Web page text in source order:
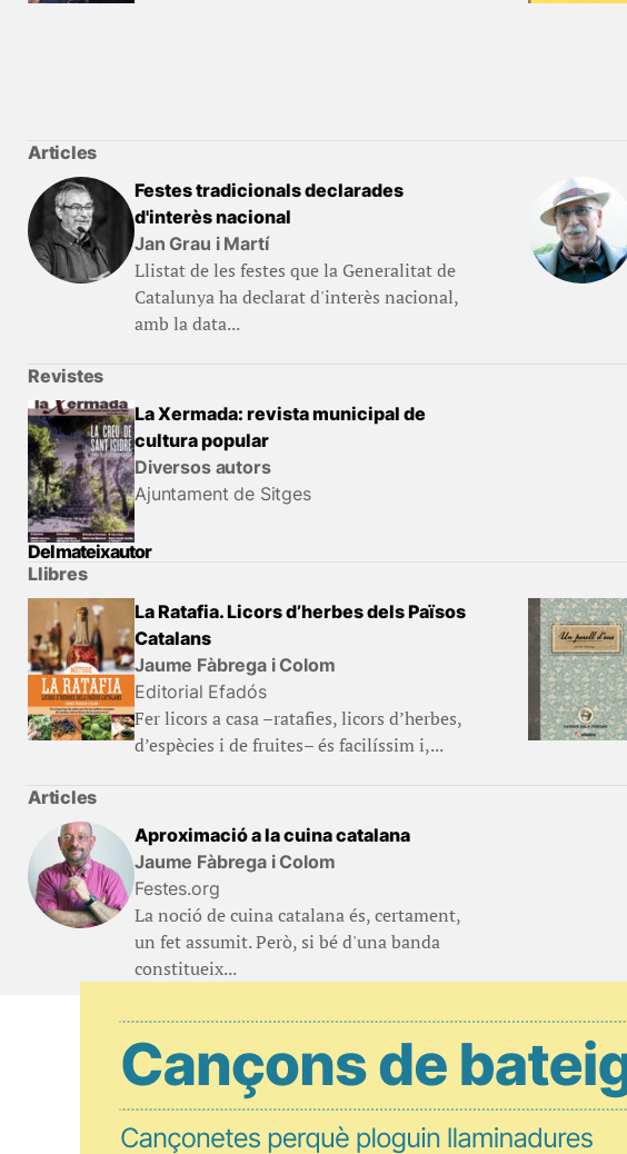
Articles
Festes tradicionals declarades
d'interès nacional
Jan Grau i Martí
Llistat de les festes que la Generalitat de
Catalunya ha declarat d'interès nacional,
amb la data...
Revistes
La Xermada: revista municipal de
cultura popular
Diversos autors
Ajuntament de Sitges
Del mateix autor
Llibres
La Ratafia. Licors d’herbes dels Països
Catalans
Jaume Fàbrega i Colom
Editorial Efadós
Fer licors a casa –ratafies, licors d’herbes,
d’espècies i de fruites– és facilíssim i,...
Articles
Aproximació a la cuina catalana
Jaume Fàbrega i Colom
Festes.org
La noció de cuina catalana és, certament,
un fet assumit. Però, si bé d'una banda
constitueix...